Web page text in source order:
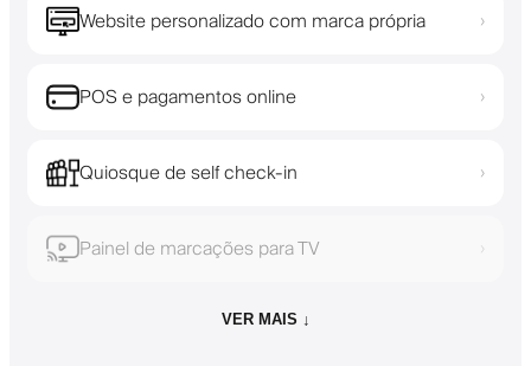
Website personalizado com marca própria ›
POS e pagamentos online ›
Quiosque de self check-in ›
Painel de marcações para TV ›
VER MAIS ↓